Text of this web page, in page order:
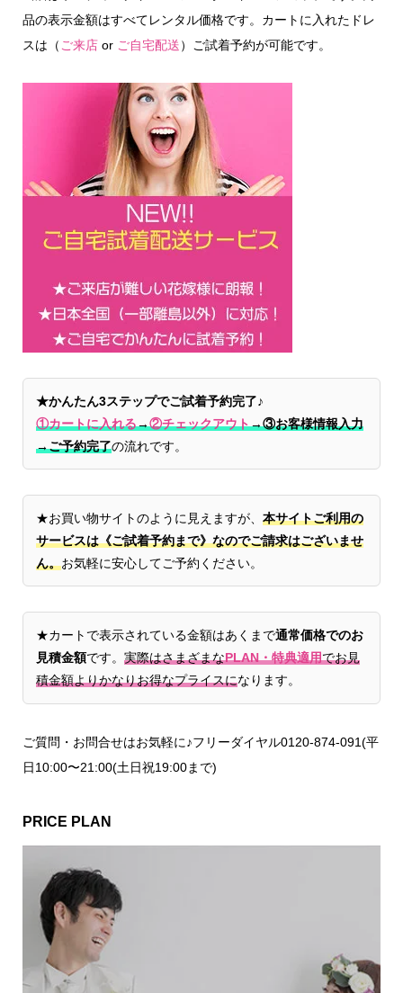
品の表示金額はすべてレンタル価格です。カートに入れたドレ
スは（ ご来店or ご自宅配送）ご試着予約が可能です。
★かんたん3ステップでご試着予約完了♪
①カートに入れる→②チェックアウト→③お客様情報入力
→ご予約完了の流れです。
★お買い物サイトのように見えますが、 本サイトご利用の
サービスは《ご試着予約まで》なのでご請求はございませ
ん。お気軽に安心してご予約ください。
★カートで表示されている金額はあくまで通常価格でのお
見積金額です。 実際はさまざまなPLAN・特典適用でお見
積金額よりかなりお得なプライスになります。
ご質問・お問合せはお気軽に♪フリーダイヤル0120-874-091(平
日10:00〜21:00(土日祝19:00まで)
PRICE PLAN